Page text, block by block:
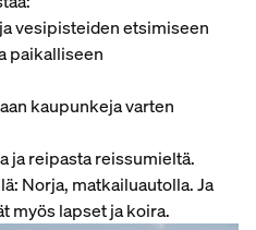
vesipisteiden etsimiseen
paikalliseen
kaupunkeja varten
ja reipasta reissumieltä.
Norja, matkailuautolla. Ja
myös lapset ja koira.